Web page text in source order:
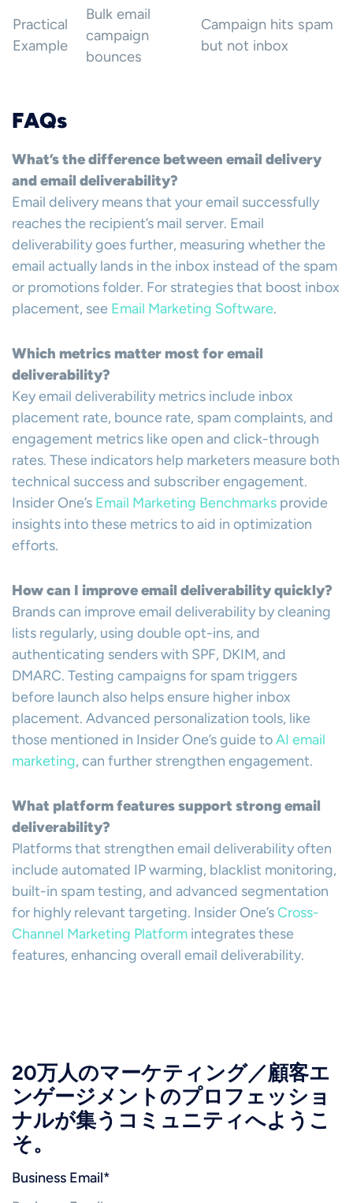
Practical
Example
Bulk email
campaign
bounces
Campaign hits spam
but not inbox
FAQs
What’s the difference between email delivery
and email deliverability?
Email delivery means that your email successfully
reaches the recipient’s mail server. Email
deliverability goes further, measuring whether the
email actually lands in the inbox instead of the spam
or promotions folder. For strategies that boost inbox
placement, see Email Marketing Software.
Which metrics matter most for email
deliverability?
Key email deliverability metrics include inbox
placement rate, bounce rate, spam complaints, and
engagement metrics like open and click-through
rates. These indicators help marketers measure both
technical success and subscriber engagement.
Insider One’s Email Marketing Benchmarks provide
insights into these metrics to aid in optimization
efforts.
How can I improve email deliverability quickly?
Brands can improve email deliverability by cleaning
lists regularly, using double opt-ins, and
authenticating senders with SPF, DKIM, and
DMARC. Testing campaigns for spam triggers
before launch also helps ensure higher inbox
placement. Advanced personalization tools, like
those mentioned in Insider One’s guide toAI email
marketing, can further strengthen engagement.
What platform features support strong email
deliverability?
Platforms that strengthen email deliverability often
include automated IP warming, blacklist monitoring,
built-in spam testing, and advanced segmentation
for highly relevant targeting. Insider One’sCross-
Channel Marketing Platform integrates these
features, enhancing overall email deliverability.
20万人のマーケティング／顧客エ
ンゲージメントのプロフェッショ
ナルが集うコミュニティへようこ
そ。
Business Email*